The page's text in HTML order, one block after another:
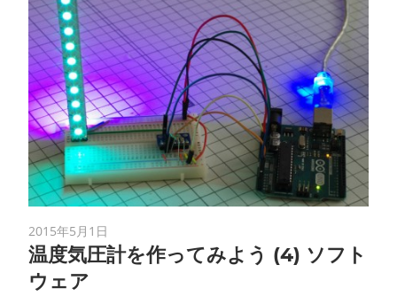
2015年5月1日
温度気圧計を作ってみよう (4) ソフト
ウェア